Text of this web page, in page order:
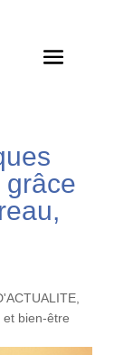
grâce
,
et bien-être